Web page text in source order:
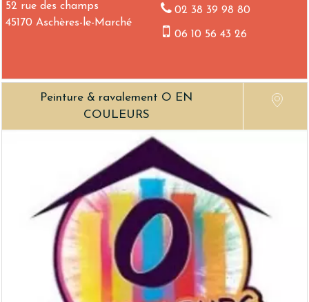
52 rue des champs
45170 Aschères-le-Marché
02 38 39 98 80
06 10 56 43 26
Peinture & ravalement O EN
COULEURS